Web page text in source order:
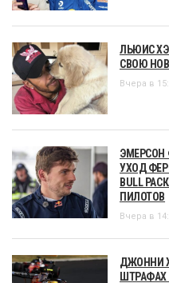
ЛЬЮИС
СВОЮ
Вчера в
ЭМЕРСОН
УХОД
BULL
ПИЛОТОВ
Вчера в
ДЖОННИ